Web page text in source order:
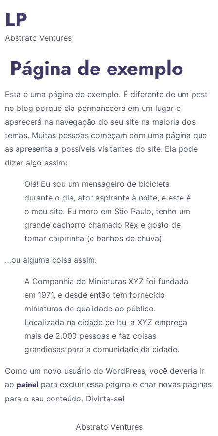
LP
Abstrato Ventures
Página de exemplo
Esta é uma página de exemplo. É diferente de um post
no blog porque ela permanecerá em um lugar e
aparecerá na navegação do seu site na maioria dos
temas. Muitas pessoas começam com uma página que
as apresenta a possíveis visitantes do site. Ela pode
dizer algo assim:
Olá! Eu sou um mensageiro de bicicleta
durante o dia, ator aspirante à noite, e este é
o meu site. Eu moro em São Paulo, tenho um
grande cachorro chamado Rex e gosto de
tomar caipirinha (e banhos de chuva).
…ou alguma coisa assim:
A Companhia de Miniaturas XYZ foi fundada
em 1971, e desde então tem fornecido
miniaturas de qualidade ao público.
Localizada na cidade de Itu, a XYZ emprega
mais de 2.000 pessoas e faz coisas
grandiosas para a comunidade da cidade.
Como um novo usuário do WordPress, você deveria ir
ao painel para excluir essa página e criar novas páginas
para o seu conteúdo. Divirta-se!
Abstrato Ventures